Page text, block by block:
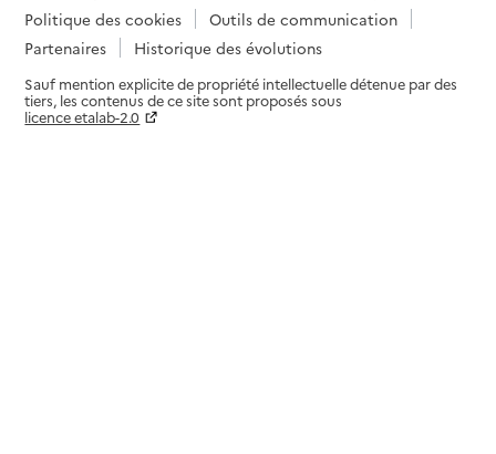
Politique des cookies
Outils de communication
Partenaires
Historique des évolutions
Sauf mention explicite de propriété intellectuelle détenue par des
tiers, les contenus de ce site sont proposés sous
licence etalab-2.0